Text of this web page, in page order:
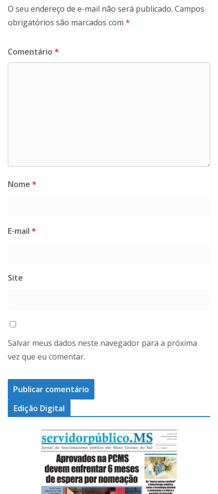
O seu endereço de e-mail não será publicado. Campos
obrigatórios são marcados com *
Comentário *
Nome *
E-mail *
Site
Salvar meus dados neste navegador para a próxima
vez que eu comentar.
Edição Digital